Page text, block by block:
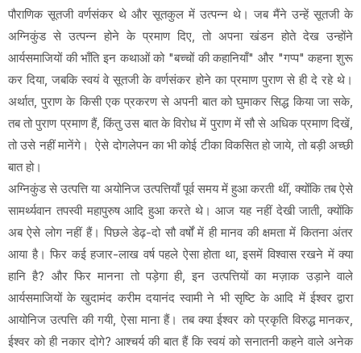
पौराणिक सूतजी वर्णसंकर थे और सूतकुल में उत्पन्न थे। जब मैंने उन्हें सूतजी के
अग्निकुंड से उत्पन्न होने के प्रमाण दिए, तो अपना खंडन होते देख उन्होंने
आर्यसमाजियों की भाँति इन कथाओं को "बच्चों की कहानियाँ" और "गप्प" कहना शुरू
कर दिया, जबकि स्वयं वे सूतजी के वर्णसंकर होने का प्रमाण पुराण से ही दे रहे थे।
अर्थात, पुराण के किसी एक प्रकरण से अपनी बात को घुमाकर सिद्ध किया जा सके,
तब तो पुराण प्रमाण हैं, किंतु उस बात के विरोध में पुराण में सौ से अधिक प्रमाण दिखें,
तो उसे नहीं मानेंगे। ऐसे दोगलेपन का भी कोई टीका विकसित हो जाये, तो बड़ी अच्छी
बात हो।
अग्निकुंड से उत्पत्ति या अयोनिज उत्पत्तियाँ पूर्व समय में हुआ करती थीं, क्योंकि तब ऐसे
सामर्थ्यवान तपस्वी महापुरुष आदि हुआ करते थे। आज यह नहीं देखी जाती, क्योंकि
अब ऐसे लोग नहीं हैं। पिछले डेढ़-दो सौ वर्षों में ही मानव की क्षमता में कितना अंतर
आया है। फिर कई हजार-लाख वर्ष पहले ऐसा होता था, इसमें विश्वास रखने में क्या
हानि है? और फिर मानना तो पड़ेगा ही, इन उत्पत्तियों का मज़ाक उड़ाने वाले
आर्यसमाजियों के खुदामंद करीम दयानंद स्वामी ने भी सृष्टि के आदि में ईश्वर द्वारा
आयोनिज उत्पत्ति की गयी, ऐसा माना हैं। तब क्या ईश्वर को प्रकृति विरुद्ध मानकर,
ईश्वर को ही नकार दोगे? आश्चर्य की बात हैं कि स्वयं को सनातनी कहने वाले अनेक